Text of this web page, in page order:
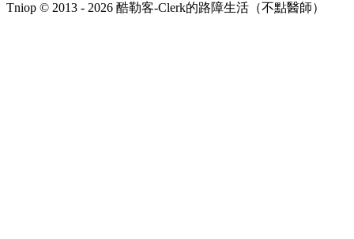
Tniop © 2013 - 2026 酷勒客-Clerk的路障生活（不點醫師）